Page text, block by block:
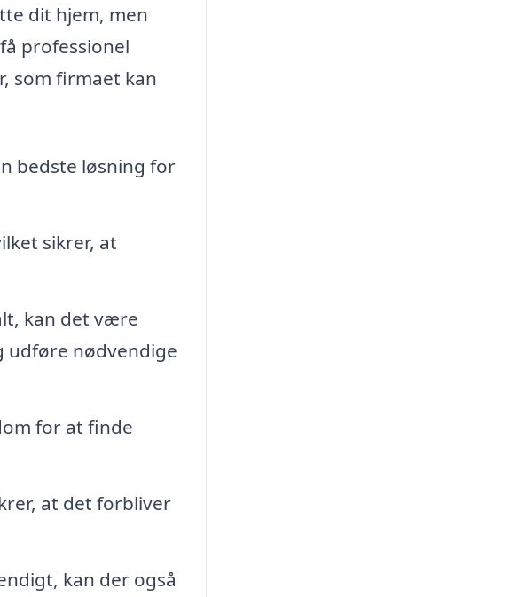
dit hjem, men
professionel
som firmaet kan
bedste løsning for
sikrer, at
kan det være
udføre nødvendige
for at finde
at det forbliver
kan der også